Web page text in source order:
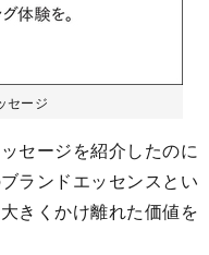
セージ
セージを紹介したのに
ランドエッセンスとい
きくかけ離れた価値を